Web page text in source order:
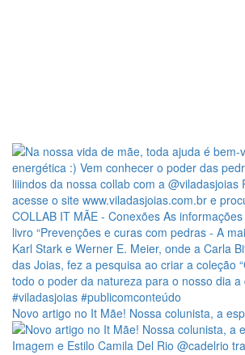
Novo artigo no It Mãe! Nossa colunista, a